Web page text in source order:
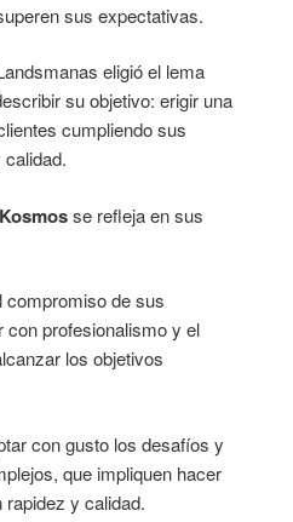
sus expectativas.
eligió el lema
su objetivo: erigir una
cumpliendo sus
Kosmosse refleja en sus
compromiso de sus
con profesionalismo y el
los objetivos
con gusto los desafíos y
que impliquen hacer
y calidad.